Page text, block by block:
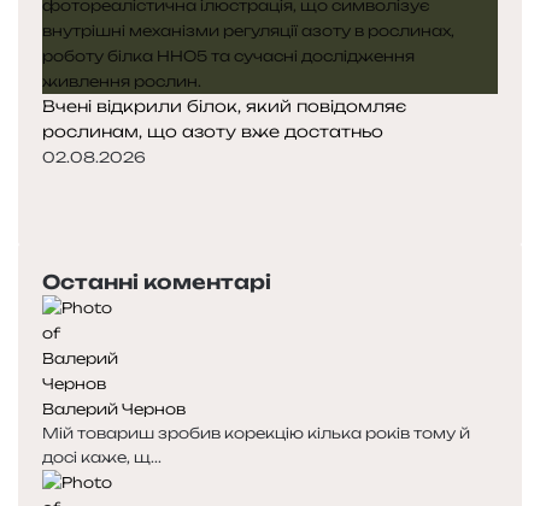
Вчені відкрили білок, який повідомляє
рослинам, що азоту вже достатньо
02.08.2026
Останні коментарі
Валерий Чернов
Мій товариш зробив корекцію кілька років тому й
досі каже, щ...